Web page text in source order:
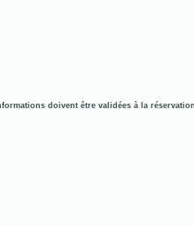
doivent être validées à la réservation